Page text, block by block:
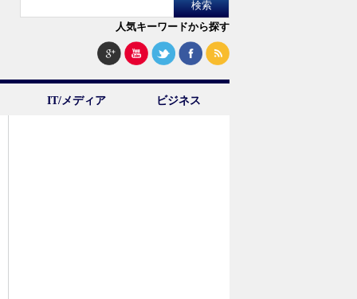
人気キーワードから探す
IT/メディア ビジネス